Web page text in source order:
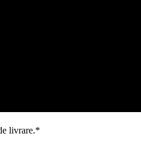
livrare.*